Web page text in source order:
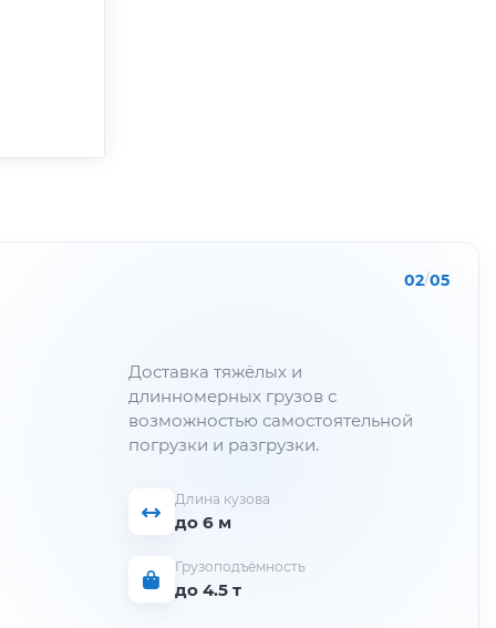
02/05
Доставка тяжёлых и
длинномерных грузов с
возможностью самостоятельной
погрузки и разгрузки.
Длина кузова
до 6 м
Грузоподъёмность
до 4.5 т